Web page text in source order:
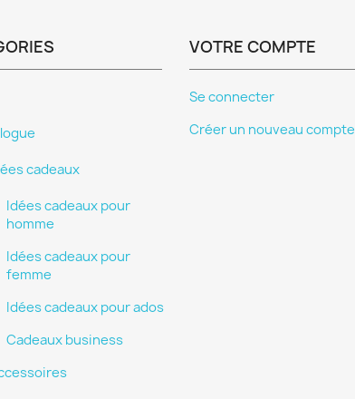
cadeaux
Idées cadeaux pour
homme
Idées cadeaux pour
femme
Idées cadeaux pour ados
Cadeaux business
VOTRE COMPTE
Se connecter
Créer un nouveau compte